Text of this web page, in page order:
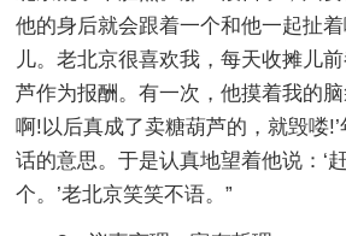
他的身后就会跟着一个和他一起扯
儿。老北京很喜欢我，每天收摊儿
芦作为报酬。有一次，他摸着我的
啊!以后真成了卖糖葫芦的，就毁喽
话的意思。于是认真地望着他说：‘
个。’老北京笑笑不语。”